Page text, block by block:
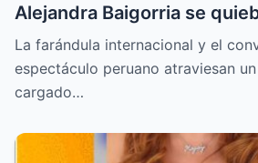
Alejandra Baigorria se
tras el sorpresivo
Palao
La farándula internacional y el
espectáculo peruano atraviesan
cargado…